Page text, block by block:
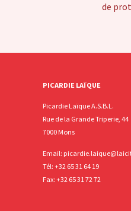
de
PICARDIE LAÏQUE
Picardie Laïque A.S.B.L.
Rue de la Grande Triperie, 44
7000 Mons
Email:
Tél: +32 65 31 64 19
Fax: +32 65 31 72 72